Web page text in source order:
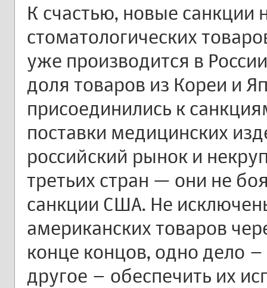
К счастью, новые санкции
стоматологических
уже производится в
доля товаров из Кореи и
присоединились к
поставки медицинских
российский рынок и
третьих стран — они не
санкции США. Не
американских товаров
конце концов, одно дело
другое – обеспечить их